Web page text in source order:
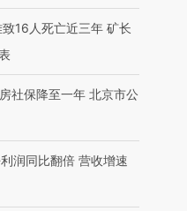
16人死亡近三年 矿长
社保降至一年 北京市公
润同比翻倍 营收增速